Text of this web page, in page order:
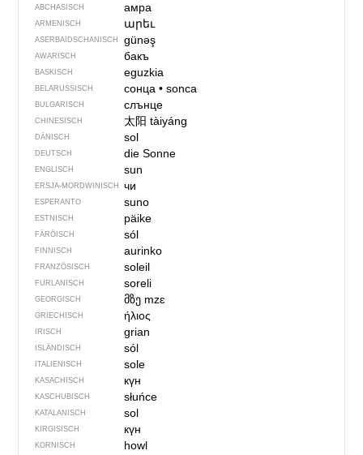
ABCHASISCH амра
ARMENISCH արեւ
ASERBAIDSCHANISCH günəş
AWARISCH бакъ
BASKISCH eguzkia
BELARUSSISCH сонца• sonca
BULGARISCH слънце
CHINESISCH 太阳tàiyáng
DÄNISCH sol
DEUTSCH die Sonne
ENGLISCH sun
ERSJA-MORDWINISCH чи
ESPERANTO suno
ESTNISCH päike
FÄRÖISCH sól
FINNISCH aurinko
FRANZÖSISCH soleil
FURLANISCH soreli
GEORGISCH მზე mzɛ
GRIECHISCH ήλιος
IRISCH grian
ISLÄNDISCH sól
ITALIENISCH sole
KASACHISCH күн
KASCHUBISCH słuńce
KATALANISCH sol
KIRGISISCH күн
KORNISCH howl